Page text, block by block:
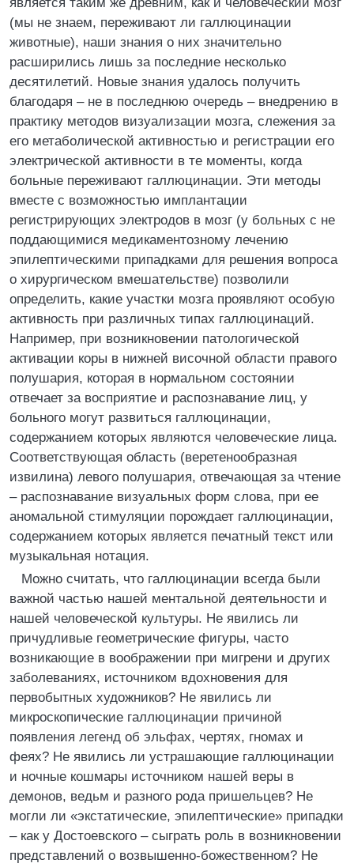
(мы не знаем, переживают ли галлюцинации
животные), наши знания о них значительно
расширились лишь за последние несколько
десятилетий. Новые знания удалось получить
благодаря – не в последнюю очередь – внедрению в
практику методов визуализации мозга, слежения за
его метаболической активностью и регистрации его
электрической активности в те моменты, когда
больные переживают галлюцинации. Эти методы
вместе с возможностью имплантации
регистрирующих электродов в мозг (у больных с не
поддающимися медикаментозному лечению
эпилептическими припадками для решения вопроса
о хирургическом вмешательстве) позволили
определить, какие участки мозга проявляют особую
активность при различных типах галлюцинаций.
Например, при возникновении патологической
активации коры в нижней височной области правого
полушария, которая в нормальном состоянии
отвечает за восприятие и распознавание лиц, у
больного могут развиться галлюцинации,
содержанием которых являются человеческие лица.
Соответствующая область (веретенообразная
извилина) левого полушария, отвечающая за чтение
– распознавание визуальных форм слова, при ее
аномальной стимуляции порождает галлюцинации,
содержанием которых является печатный текст или
музыкальная нотация.
Можно считать, что галлюцинации всегда были
важной частью нашей ментальной деятельности и
нашей человеческой культуры. Не явились ли
причудливые геометрические фигуры, часто
возникающие в воображении при мигрени и других
заболеваниях, источником вдохновения для
первобытных художников? Не явились ли
микроскопические галлюцинации причиной
появления легенд об эльфах, чертях, гномах и
феях? Не явились ли устрашающие галлюцинации
и ночные кошмары источником нашей веры в
демонов, ведьм и разного рода пришельцев? Не
могли ли «экстатические, эпилептические» припадки
– как у Достоевского – сыграть роль в возникновении
представлений о возвышенно-божественном? Не